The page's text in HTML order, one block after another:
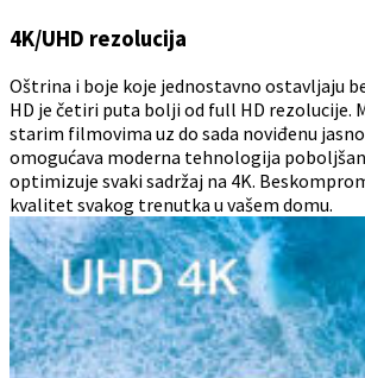
4K/UHD rezolucija
Oštrina i boje koje jednostavno ostavljaju
HD je četiri puta bolji od full HD rezolucije.
starim filmovima uz do sada noviđenu
omogućava moderna tehnologija
optimizuje svaki sadržaj na 4K.
kvalitet svakog trenutka u vašem domu.